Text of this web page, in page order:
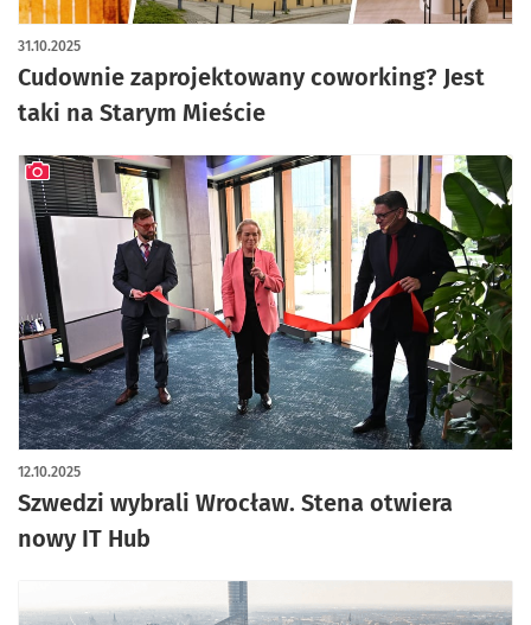
Cudownie zaprojektowany coworking? Jest
taki na Starym Mieście
31.10.2025
artykuł z galerią zdjęć
Szwedzi wybrali Wrocław. Stena otwiera
nowy IT Hub
12.10.2025
artykuł z galerią zdjęć